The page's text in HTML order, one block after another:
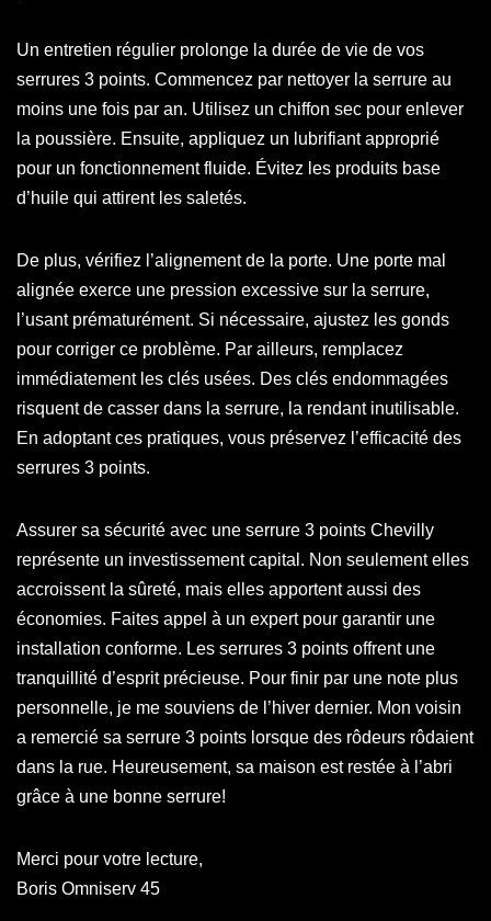
Un entretien régulier prolonge la durée de vie de vos
serrures 3 points. Commencez par nettoyer la serrure au
moins une fois par an. Utilisez un chiffon sec pour enlever
la poussière. Ensuite, appliquez un lubrifiant approprié
pour un fonctionnement fluide. Évitez les produits base
d’huile qui attirent les saletés.
De plus, vérifiez l’alignement de la porte. Une porte mal
alignée exerce une pression excessive sur la serrure,
l’usant prématurément. Si nécessaire, ajustez les gonds
pour corriger ce problème. Par ailleurs, remplacez
immédiatement les clés usées. Des clés endommagées
risquent de casser dans la serrure, la rendant inutilisable.
En adoptant ces pratiques, vous préservez l’efficacité des
serrures 3 points.
Assurer sa sécurité avec une serrure 3 points Chevilly
représente un investissement capital. Non seulement elles
accroissent la sûreté, mais elles apportent aussi des
économies. Faites appel à un expert pour garantir une
installation conforme. Les serrures 3 points offrent une
tranquillité d’esprit précieuse. Pour finir par une note plus
personnelle, je me souviens de l’hiver dernier. Mon voisin
a remercié sa serrure 3 points lorsque des rôdeurs rôdaient
dans la rue. Heureusement, sa maison est restée à l’abri
grâce à une bonne serrure!
Merci pour votre lecture,
Boris Omniserv 45